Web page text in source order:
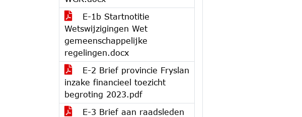
E-1b Startnotitie
Wetswijzigingen Wet
gemeenschappelijke
regelingen.docx
E-2 Brief provincie Fryslan
inzake financieel toezicht
begroting 2023.pdf
E-3 Brief aan raadsleden